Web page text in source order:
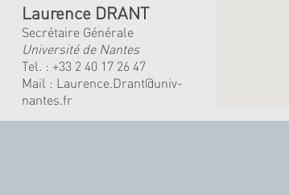
Laurence DRANT
Secrétaire Générale
Université de Nantes
Tel. : +33 2 40 17 26 47
Mail : Laurence.Drant@univ-
nantes.fr